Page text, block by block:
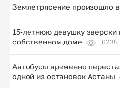
Землетрясение произошло
15-летнюю девушку зверски
собственном доме
6235
Автобусы временно
одной из остановок Астаны